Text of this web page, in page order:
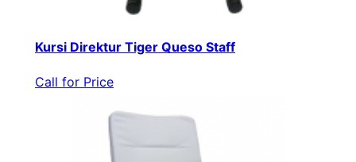
Kursi Direktur Tiger Queso Staff
Call for Price